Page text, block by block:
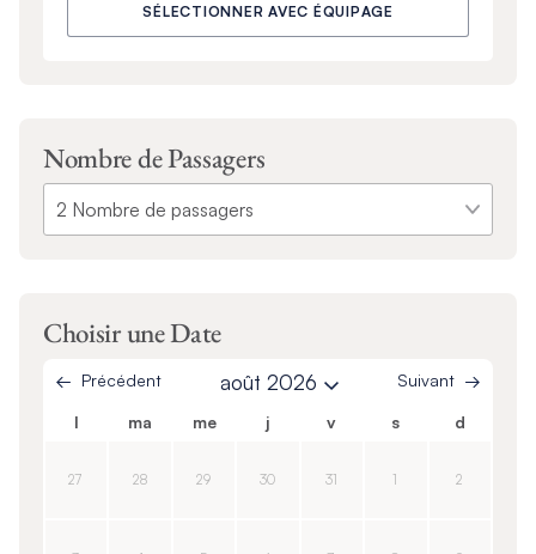
SÉLECTIONNER AVEC ÉQUIPAGE
Nombre de Passagers
Choisir une Date
Précédent août 2026 Suivant
l ma me j v s d
27 28 29 30 31 1 2